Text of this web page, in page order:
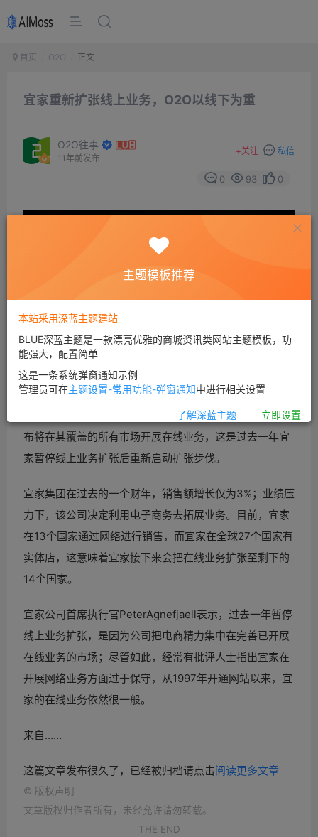
首页 O2O 正文
宜家重新扩张线上业务，O2O以线下为重
O2O往事
11年前发布
+关注 私信
0 93 0
家居巨头宜家集团近日宣
布将在其覆盖的所有市场开展在线业务，这是过去一年宜
家暂停线上业务扩张后重新启动扩张步伐。
宜家集团在过去的一个财年，销售额增长仅为3%；业绩压
力下，该公司决定利用电子商务去拓展业务。目前，宜家
在13个国家通过网络进行销售，而宜家在全球27个国家有
实体店，这意味着宜家接下来会把在线业务扩张至剩下的
14个国家。
宜家公司首席执行官PeterAgnefjaell表示，过去一年暂停
线上业务扩张，是因为公司把电商精力集中在完善已开展
在线业务的市场；尽管如此，经常有批评人士指出宜家在
开展网络业务方面过于保守，从1997年开通网站以来，宜
家的在线业务依然很一般。
来自……
这篇文章发布很久了，已经被归档请点击阅读更多文章
© 版权声明
文章版权归作者所有，未经允许请勿转载。
THE END
主题模板推荐
本站采用深蓝主题建站
BLUE深蓝主题是一款漂亮优雅的商城资讯类网站主题模板，功
能强大，配置简单
这是一条系统弹窗通知示例
管理员可在主题设置-常用功能-弹窗通知中进行相关设置
了解深蓝主题 立即设置